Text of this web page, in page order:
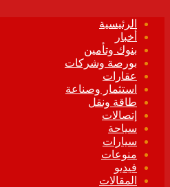
الرئيسية
أخبار
بنوك وتأمين
بورصة وشركات
عقارات
استثمار وصناعة
طاقة ونقل
إتصالات
سياحة
سيارات
منوعات
فيديو
المقالات